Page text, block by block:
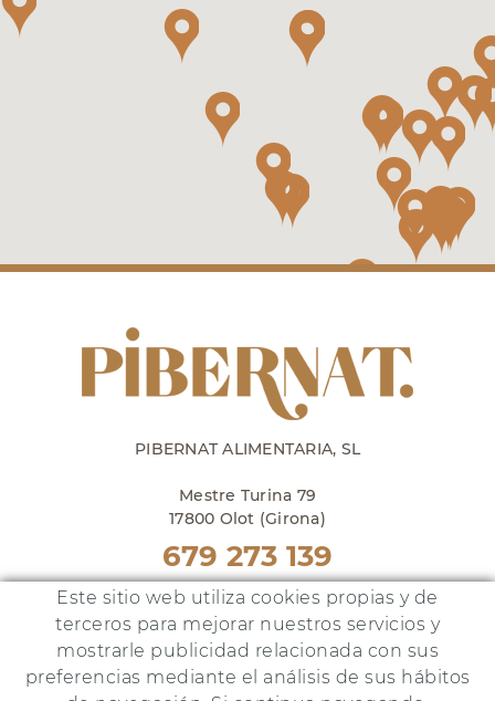
PIBERNAT ALIMENTARIA, SL
Mestre Turina 79
17800 Olot (Girona)
679 273 139
Punto venta en Olot
lunes a viernes de 10h a 18h
y sábados de 10h a 14h
Este sitio web utiliza cookies propias y de
terceros para mejorar nuestros servicios y
mostrarle publicidad relacionada con sus
preferencias mediante el análisis de sus hábitos